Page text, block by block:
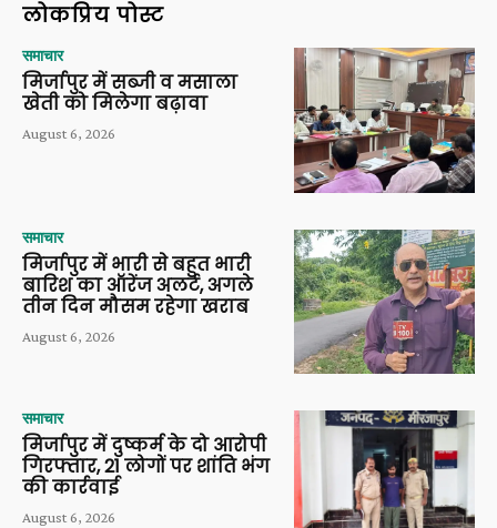
लोकप्रिय पोस्ट
समाचार
मिर्जापुर में सब्जी व मसाला
खेती को मिलेगा बढ़ावा
August 6, 2026
समाचार
मिर्जापुर में भारी से बहुत भारी
बारिश का ऑरेंज अलर्ट, अगले
तीन दिन मौसम रहेगा खराब
August 6, 2026
समाचार
मिर्जापुर में दुष्कर्म के दो आरोपी
गिरफ्तार, 21 लोगों पर शांति भंग
की कार्रवाई
August 6, 2026